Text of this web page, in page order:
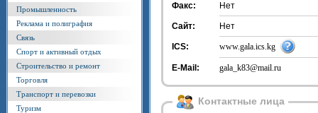
Промышленность
Реклама и полиграфия
Связь
Спорт и активный отдых
Строительство и ремонт
Торговля
Транспорт и перевозки
Туризм
Факс: Нет
Сайт: Нет
ICS: www.gala.ics.kg
E-Mail: gala_k83@mail.ru
Контактные лица